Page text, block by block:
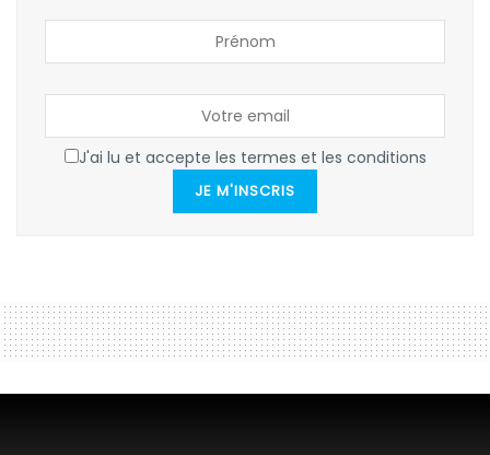
J'ai lu et accepte les termes et les conditions
JE M'INSCRIS